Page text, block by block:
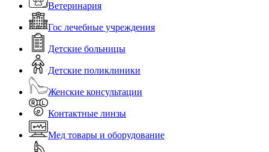
Ветеринария
Гос лечебные учреждения
Детские больницы
Детские поликлиники
Женские консультации
Контактные линзы
Мед товары и оборудование